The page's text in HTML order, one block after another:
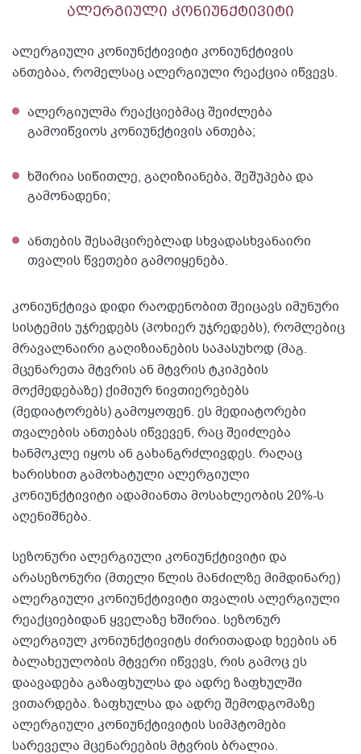
ალერგიული კონიუნქტივიტი
ალერგიული კონიუნქტივიტი კონიუნქტივის
ანთებაა, რომელსაც ალერგიული რეაქცია იწვევს.
ალერგიულმა რეაქციებმაც შეიძლება
გამოიწვიოს კონიუნქტივის ანთება;
ხშირია სიწითლე, გაღიზიანება, შეშუპება და
გამონადენი;
ანთების შესამცირებლად სხვადასხვანაირი
თვალის წვეთები გამოიყენება.
კონიუნქტივა დიდი რაოდენობით შეიცავს იმუნური
სისტემის უჯრედებს (პოხიერ უჯრედებს), რომლებიც
მრავალნაირი გაღიზიანების საპასუხოდ (მაგ.
მცენარეთა მტვრის ან მტვრის ტკიპების
მოქმედებაზე) ქიმიურ ნივთიერებებს
(მედიატორებს) გამოყოფენ. ეს მედიატორები
თვალების ანთებას იწვევენ, რაც შეიძლება
ხანმოკლე იყოს ან გახანგრძლივდეს. რაღაც
ხარისხით გამოხატული ალერგიული
კონიუნქტივიტი ადამიანთა მოსახლეობის 20%-ს
აღენიშნება.
სეზონური ალერგიული კონიუნქტივიტი და
არასეზონური (მთელი წლის მანძილზე მიმდინარე)
ალერგიული კონიუნქტივიტი თვალის ალერგიული
რეაქციებიდან ყველაზე ხშირია. სეზონურ
ალერგიულ კონიუნქტივიტს ძირითადად ხეების ან
ბალახეულობის მტვერი იწვევს, რის გამოც ეს
დაავადება გაზაფხულსა და ადრე ზაფხულში
ვითარდება. ზაფხულსა და ადრე შემოდგომაზე
ალერგიული კონიუნქტივიტის სიმპტომები
სარეველა მცენარეების მტვრის ბრალია.